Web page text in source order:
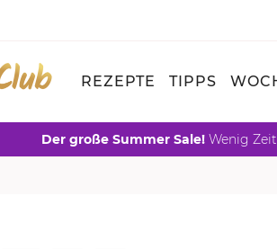
REZEPTE TIPPS
Der große Summer Sale! Wenig